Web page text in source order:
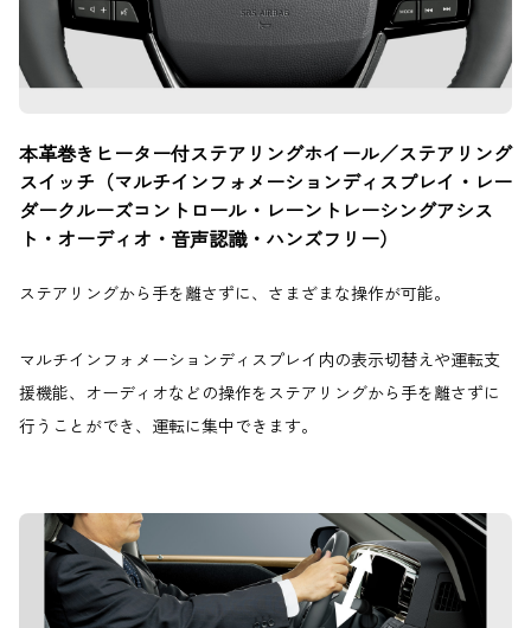
本革巻きヒーター付ステアリングホイール／ステアリング
スイッチ（マルチインフォメーションディスプレイ・レー
ダークルーズコントロール・レーントレーシングアシス
ト・オーディオ・音声認識・ハンズフリー）
ステアリングから手を離さずに、さまざまな操作が可能。
マルチインフォメーションディスプレイ内の表示切替えや運転支
援機能、オーディオなどの操作をステアリングから手を離さずに
行うことができ、運転に集中できます。